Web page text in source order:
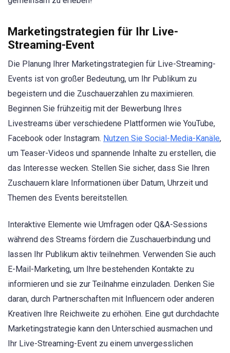
Marketingstrategien für Ihr Live-
Streaming-Event
Die Planung Ihrer Marketingstrategien für Live-Streaming-
Events ist von großer Bedeutung, um Ihr Publikum zu
begeistern und die Zuschauerzahlen zu maximieren.
Beginnen Sie frühzeitig mit der Bewerbung Ihres
Livestreams über verschiedene Plattformen wie YouTube,
Facebook oder Instagram. Nutzen Sie Social-Media-Kanäle,
um Teaser-Videos und spannende Inhalte zu erstellen, die
das Interesse wecken. Stellen Sie sicher, dass Sie Ihren
Zuschauern klare Informationen über Datum, Uhrzeit und
Themen des Events bereitstellen.
Interaktive Elemente wie Umfragen oder Q&A-Sessions
während des Streams fördern die Zuschauerbindung und
lassen Ihr Publikum aktiv teilnehmen. Verwenden Sie auch
E-Mail-Marketing, um Ihre bestehenden Kontakte zu
informieren und sie zur Teilnahme einzuladen. Denken Sie
daran, durch Partnerschaften mit Influencern oder anderen
Kreativen Ihre Reichweite zu erhöhen. Eine gut durchdachte
Marketingstrategie kann den Unterschied ausmachen und
Ihr Live-Streaming-Event zu einem unvergesslichen